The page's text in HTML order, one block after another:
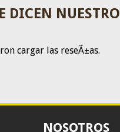
DICEN
cargar las reseÃ±as.
NOSOTROS